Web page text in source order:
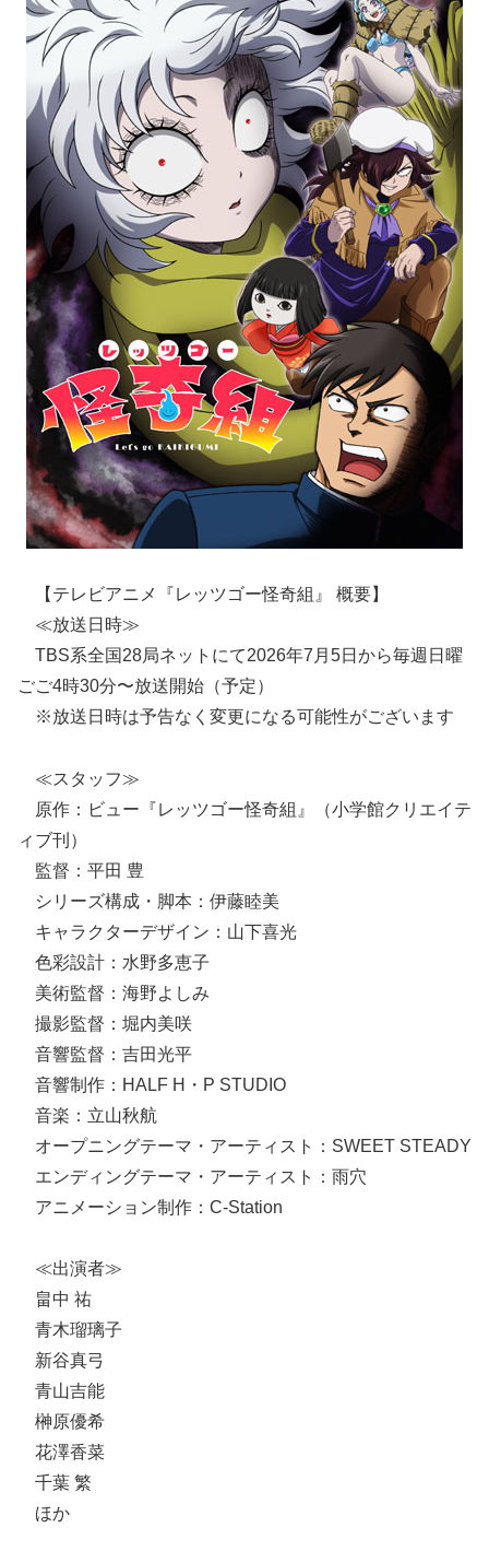
【テレビアニメ『レッツゴー怪奇組』 概要】
≪放送日時≫
TBS系全国28局ネットにて2026年7月5日から毎週日曜
ごご4時30分〜放送開始（予定）
※放送日時は予告なく変更になる可能性がございます
≪スタッフ≫
原作：ビュー『レッツゴー怪奇組』（小学館クリエイテ
ィブ刊）
監督：平田 豊
シリーズ構成・脚本：伊藤睦美
キャラクターデザイン：山下喜光
色彩設計：水野多恵子
美術監督：海野よしみ
撮影監督：堀内美咲
音響監督：吉田光平
音響制作：HALF H・P STUDIO
音楽：立山秋航
オープニングテーマ・アーティスト：SWEET STEADY
エンディングテーマ・アーティスト：雨穴
アニメーション制作：C-Station
≪出演者≫
畠中 祐
青木瑠璃子
新谷真弓
青山吉能
榊原優希
花澤香菜
千葉 繁
ほか